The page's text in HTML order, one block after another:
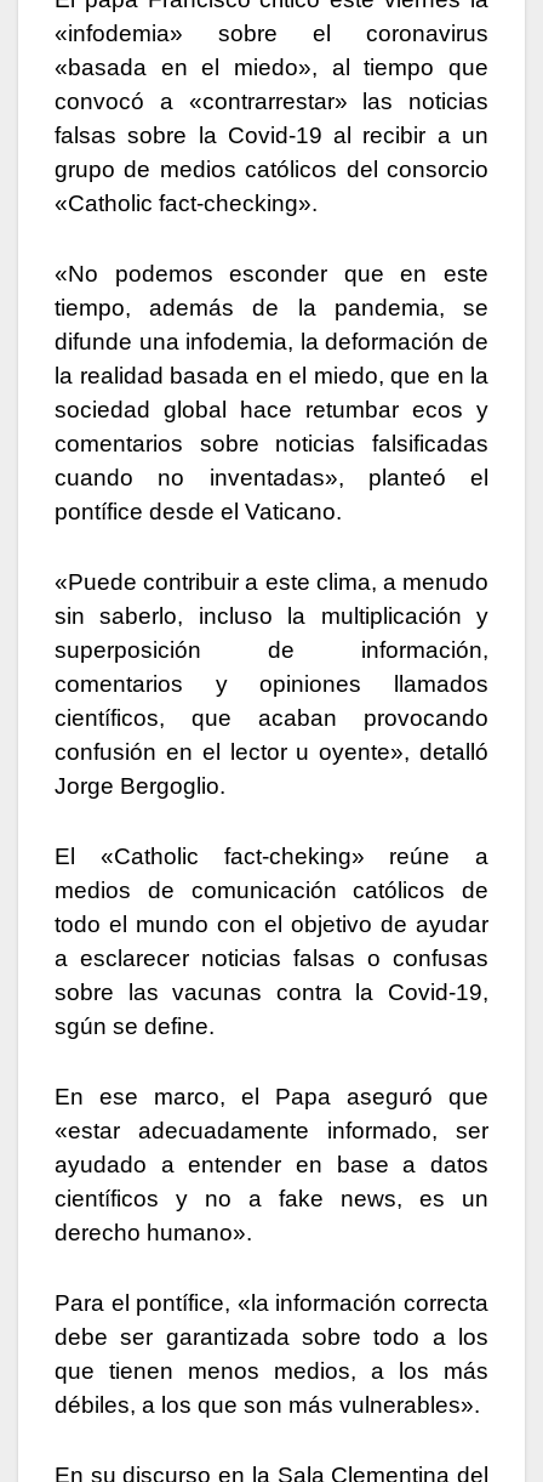
«infodemia» sobre el coronavirus
«basada en el miedo», al tiempo que
convocó a «contrarrestar» las noticias
falsas sobre la Covid-19 al recibir a un
grupo de medios católicos del consorcio
«Catholic fact-checking».
«No podemos esconder que en este
tiempo, además de la pandemia, se
difunde una infodemia, la deformación de
la realidad basada en el miedo, que en la
sociedad global hace retumbar ecos y
comentarios sobre noticias falsificadas
cuando no inventadas», planteó el
pontífice desde el Vaticano.
«Puede contribuir a este clima, a menudo
sin saberlo, incluso la multiplicación y
superposición de información,
comentarios y opiniones llamados
científicos, que acaban provocando
confusión en el lector u oyente», detalló
Jorge Bergoglio.
El «Catholic fact-cheking» reúne a
medios de comunicación católicos de
todo el mundo con el objetivo de ayudar
a esclarecer noticias falsas o confusas
sobre las vacunas contra la Covid-19,
sgún se define.
En ese marco, el Papa aseguró que
«estar adecuadamente informado, ser
ayudado a entender en base a datos
científicos y no a fake news, es un
derecho humano».
Para el pontífice, «la información correcta
debe ser garantizada sobre todo a los
que tienen menos medios, a los más
débiles, a los que son más vulnerables».
En su discurso en la Sala Clementina del